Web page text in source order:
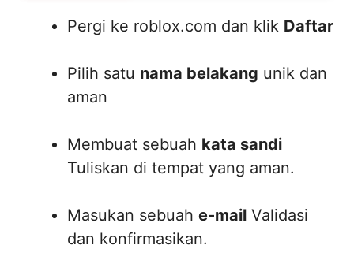
Pergi ke roblox.com dan klik Daftar
Pilih satu nama belakang unik dan
aman
Membuat sebuah kata sandi
Tuliskan di tempat yang aman.
Masukan sebuah e-mail Validasi
dan konfirmasikan.